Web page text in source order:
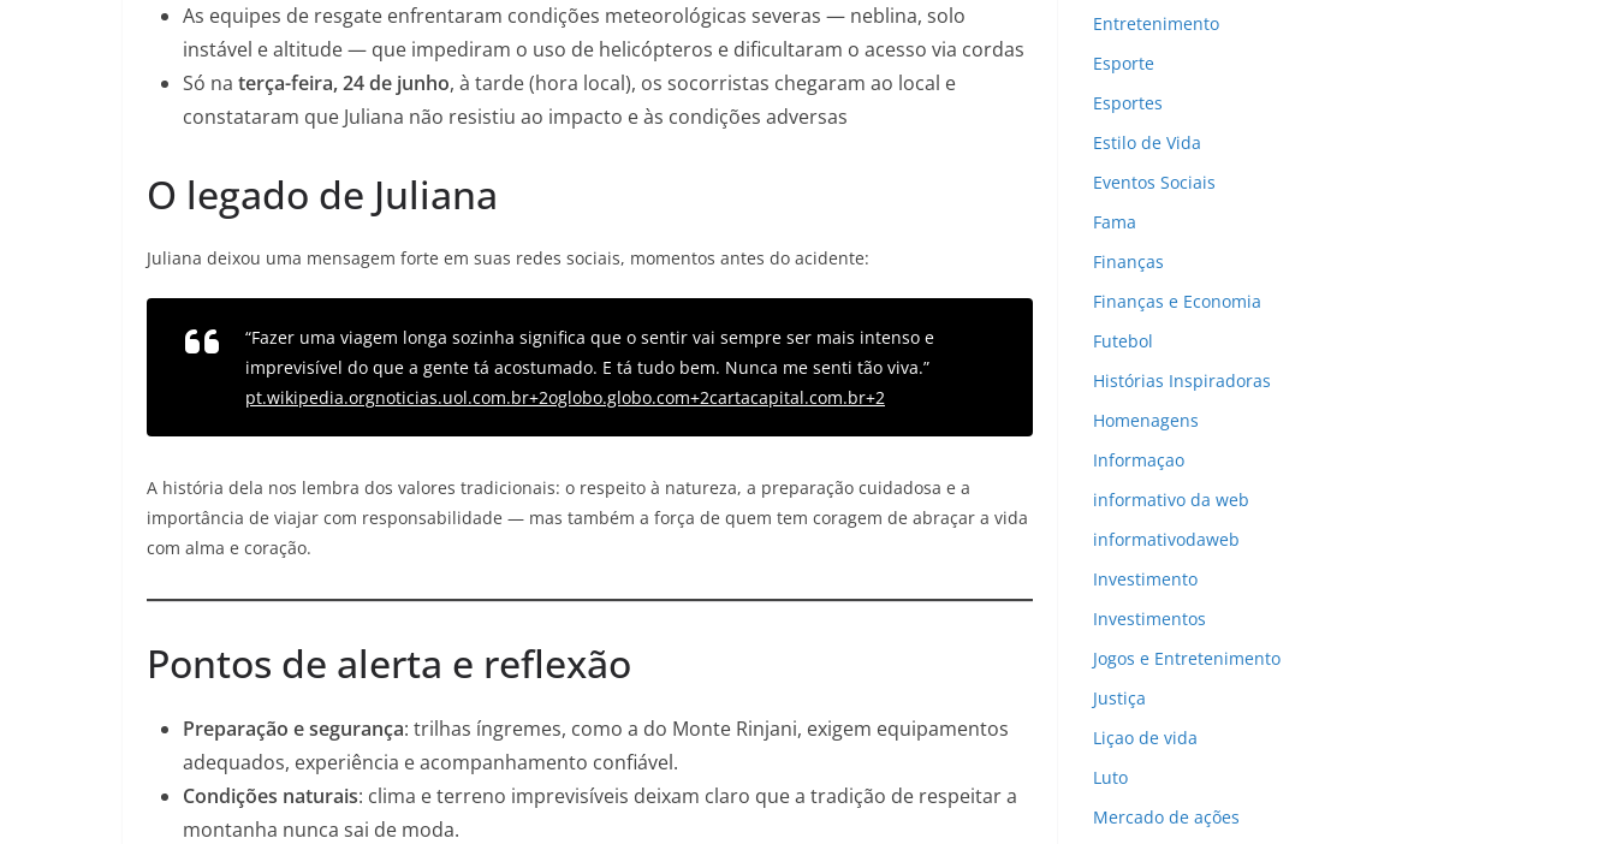
As equipes de resgate enfrentaram condições meteorológicas severas — neblina, solo
instável e altitude — que impediram o uso de helicópteros e dificultaram o acesso via cordas
Só na terça-feira, 24 de junho, à tarde (hora local), os socorristas chegaram ao local e
constataram que Juliana não resistiu ao impacto e às condições adversas
O legado de Juliana
Juliana deixou uma mensagem forte em suas redes sociais, momentos antes do acidente:
“Fazer uma viagem longa sozinha significa que o sentir vai sempre ser mais intenso e
imprevisível do que a gente tá acostumado. E tá tudo bem. Nunca me senti tão viva.”
pt.wikipedia.orgnoticias.uol.com.br+2oglobo.globo.com+2cartacapital.com.br+2
A história dela nos lembra dos valores tradicionais: o respeito à natureza, a preparação cuidadosa e a
importância de viajar com responsabilidade — mas também a força de quem tem coragem de abraçar a vida
com alma e coração.
Pontos de alerta e reflexão
Preparação e segurança: trilhas íngremes, como a do Monte Rinjani, exigem equipamentos
adequados, experiência e acompanhamento confiável.
Condições naturais: clima e terreno imprevisíveis deixam claro que a tradição de respeitar a
montanha nunca sai de moda.
Entretenimento
Esporte
Esportes
Estilo de Vida
Eventos Sociais
Fama
Finanças
Finanças e Economia
Futebol
Histórias Inspiradoras
Homenagens
Informaçao
informativo da web
informativodaweb
Investimento
Investimentos
Jogos e Entretenimento
Justiça
Liçao de vida
Luto
Mercado de ações